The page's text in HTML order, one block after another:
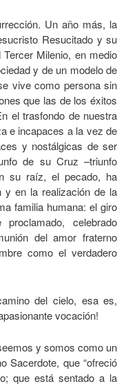
Un año más, la
Resucitado y su
Milenio, en medio
y de un modelo de
vive como persona sin
que las de los éxitos
el trasfondo de nuestra
e incapaces a la vez de
y nostálgicas de ser
de su Cruz –triunfo
su raíz, el pecado, ha
y en la realización de la
familia humana: el giro
celebrado
del amor fraterno
como el verdadero
del cielo, esa es,
vocación!
y somos como un
Sacerdote, que “ofreció
que está sentado a la